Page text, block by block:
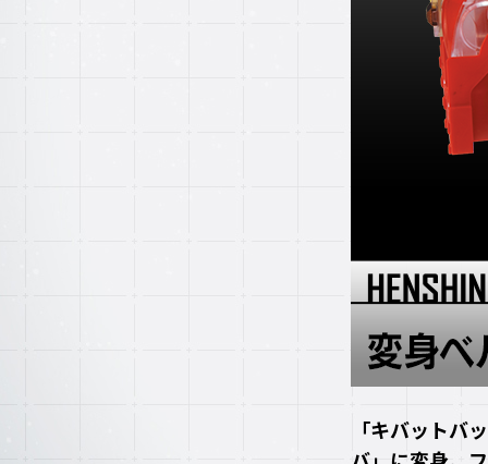
「キバットバ